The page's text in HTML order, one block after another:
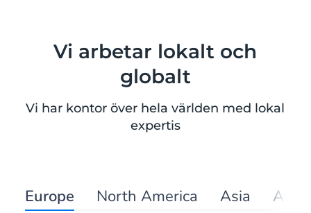
Vi arbetar lokalt och
globalt
Vi har kontor över hela världen med lokal
expertis
Europe North America Asia